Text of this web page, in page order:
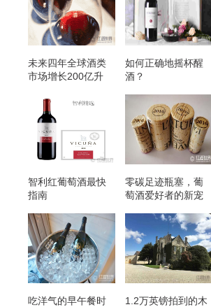
未来四年全球酒类
市场增长200亿升
如何正确地摇杯醒
酒？
智利红葡萄酒最快
指南
零碳足迹瓶塞，葡
萄酒爱好者的新宠
吃洋气的早午餐时
1.2万英镑拍到的木